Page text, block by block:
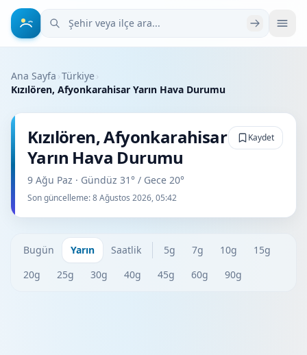
Şehir veya ilçe ara
Ana Sayfa ›Türkiye›
Kızılören, Afyonkarahisar Yarın Hava Durumu
Kızılören, Afyonkarahisar
Yarın Hava Durumu
9 Ağu Paz · Gündüz 31° / Gece 20°
Son güncelleme:8 Ağustos 2026, 05:42
Kaydet
Bugün Yarın Saatlik 5g 7g 10g
15g
20g
25g 30g 40g 45g 60g 90g